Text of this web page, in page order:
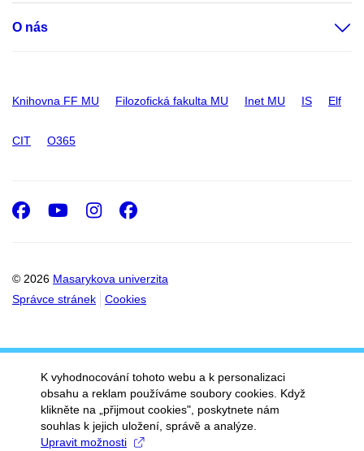
O nás
Knihovna FF MU Filozofická fakulta MU Inet MU IS Elf
CIT O365
© 2026 Masarykova univerzita
Správce stránek
Cookies
Facebook
Youtube
Instagram
Facebook
K vyhodnocování tohoto webu a k personalizaci
obsahu a reklam používáme soubory cookies. Když
klikněte na „přijmout cookies", poskytnete nám
souhlas k jejich uložení, správě a analýze.
Upravit možnosti